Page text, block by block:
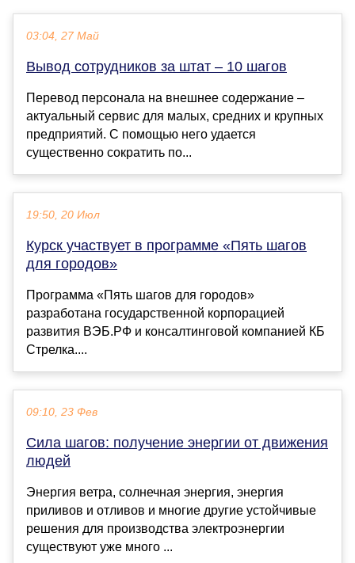
03:04, 27 Май
Вывод сотрудников за штат – 10 шагов
Перевод персонала на внешнее содержание –
актуальный сервис для малых, средних и крупных
предприятий. С помощью него удается
существенно сократить по...
19:50, 20 Июл
Курск участвует в программе «Пять шагов
для городов»
Программа «Пять шагов для городов»
разработана государственной корпорацией
развития ВЭБ.РФ и консалтинговой компанией КБ
Стрелка....
09:10, 23 Фев
Сила шагов: получение энергии от движения
людей
Энергия ветра, солнечная энергия, энергия
приливов и отливов и многие другие устойчивые
решения для производства электроэнергии
существуют уже много ...